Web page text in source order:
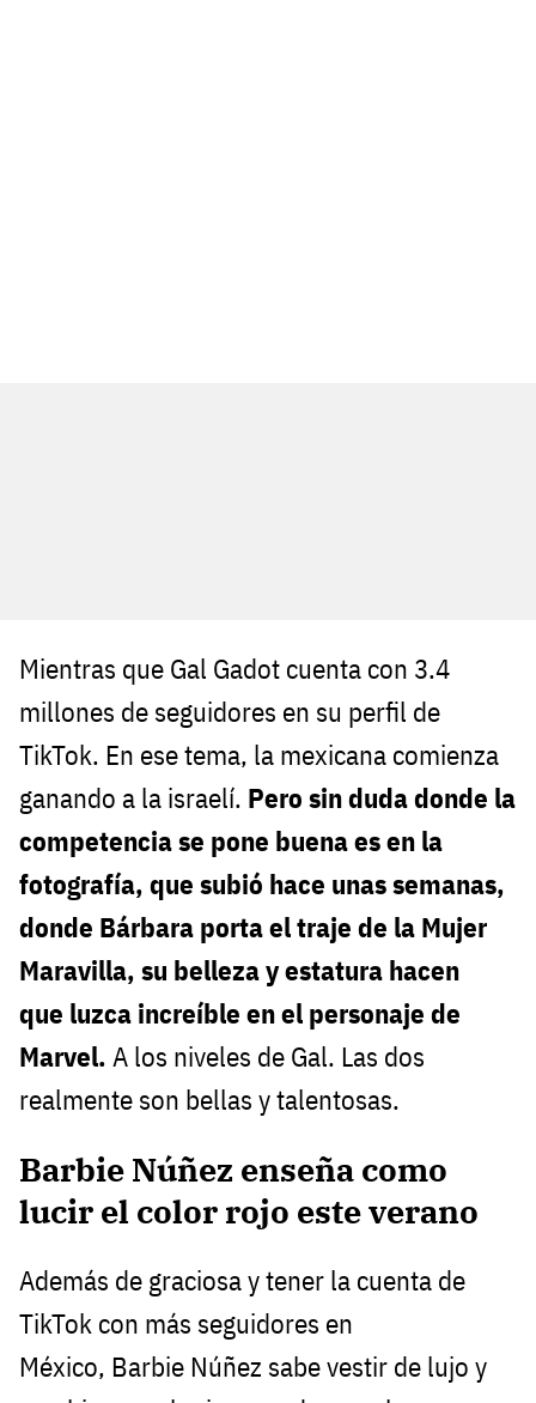
Mientras que Gal Gadot cuenta con 3.4
millones de seguidores en su perfil de
TikTok. En ese tema, la mexicana comienza
ganando a la israelí. Pero sin duda donde la
competencia se pone buena es en la
fotografía, que subió hace unas semanas,
donde Bárbara porta el traje de la Mujer
Maravilla, su belleza y estatura hacen
que luzca increíble en el personaje de
Marvel. A los niveles de Gal. Las dos
realmente son bellas y talentosas.
Barbie Núñez enseña como
lucir el color rojo este verano
Además de graciosa y tener la cuenta de
TikTok con más seguidores en
México, Barbie Núñez sabe vestir de lujo y